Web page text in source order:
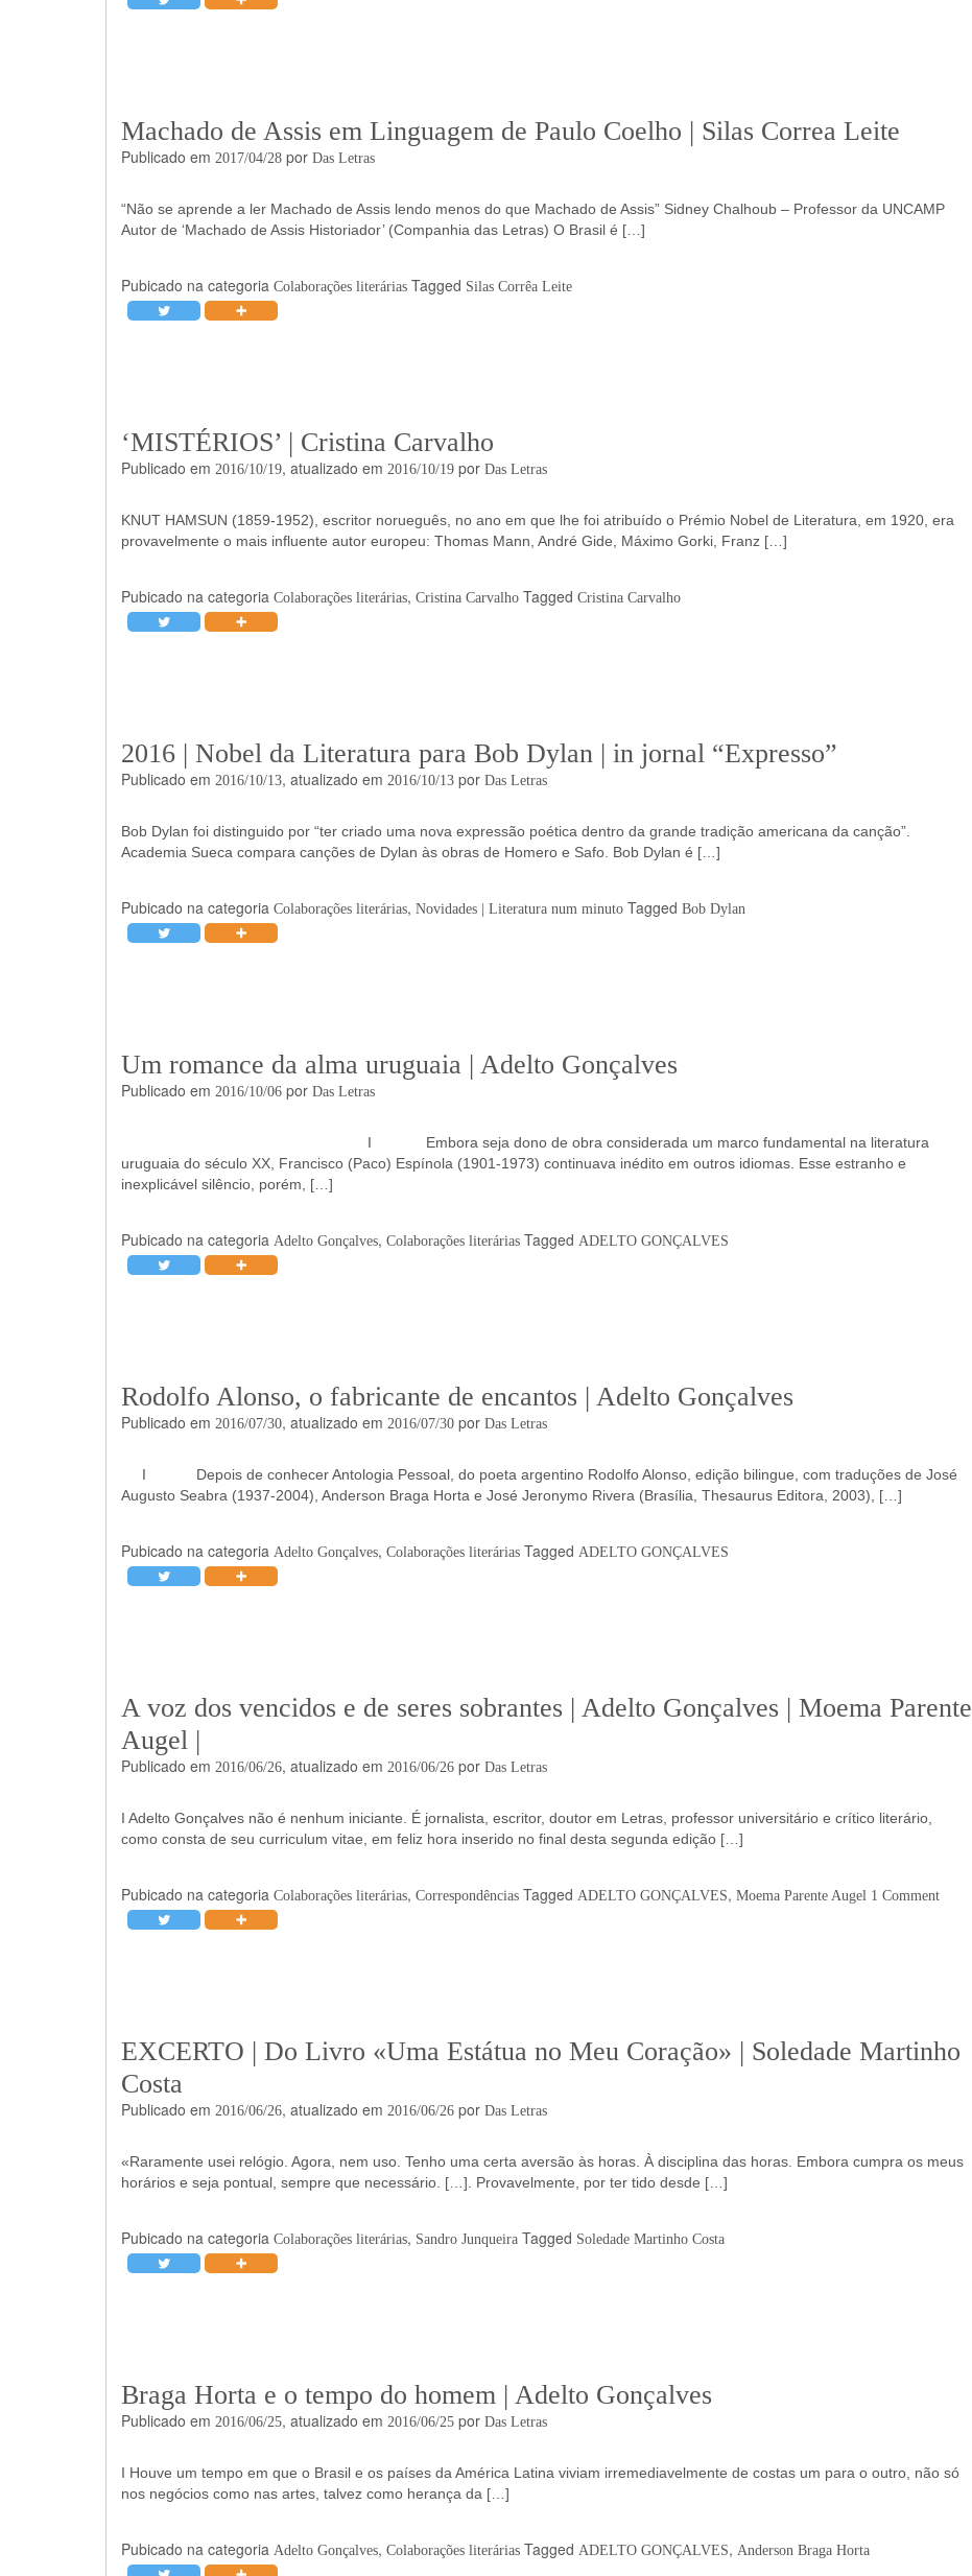
Machado de Assis em Linguagem de Paulo Coelho | Silas Correa Leite
Publicado em 2017/04/28por Das Letras
“Não se aprende a ler Machado de Assis lendo menos do que Machado de Assis” Sidney Chalhoub – Professor da UNCAMP
Autor de ‘Machado de Assis Historiador’ (Companhia das Letras) O Brasil é […]
Pubicado na categoria Colaborações literárias Tagged Silas Corrêa Leite
‘MISTÉRIOS’ | Cristina Carvalho
Publicado em 2016/10/19, atualizado em 2016/10/19por Das Letras
KNUT HAMSUN (1859-1952), escritor norueguês, no ano em que lhe foi atribuído o Prémio Nobel de Literatura, em 1920, era
provavelmente o mais influente autor europeu: Thomas Mann, André Gide, Máximo Gorki, Franz […]
Pubicado na categoria Colaborações literárias, Cristina Carvalho Tagged Cristina Carvalho
2016 | Nobel da Literatura para Bob Dylan | in jornal “Expresso”
Publicado em 2016/10/13, atualizado em 2016/10/13por Das Letras
Bob Dylan foi distinguido por “ter criado uma nova expressão poética dentro da grande tradição americana da canção”.
Academia Sueca compara canções de Dylan às obras de Homero e Safo. Bob Dylan é […]
Pubicado na categoria Colaborações literárias, Novidades | Literatura num minuto Tagged Bob Dylan
Um romance da alma uruguaia | Adelto Gonçalves
Publicado em 2016/10/06por Das Letras
I Embora seja dono de obra considerada um marco fundamental na literatura
uruguaia do século XX, Francisco (Paco) Espínola (1901-1973) continuava inédito em outros idiomas. Esse estranho e
inexplicável silêncio, porém, […]
Pubicado na categoria Adelto Gonçalves, Colaborações literárias Tagged ADELTO GONÇALVES
Rodolfo Alonso, o fabricante de encantos | Adelto Gonçalves
Publicado em 2016/07/30, atualizado em 2016/07/30por Das Letras
I Depois de conhecer Antologia Pessoal, do poeta argentino Rodolfo Alonso, edição bilingue, com traduções de José
Augusto Seabra (1937-2004), Anderson Braga Horta e José Jeronymo Rivera (Brasília, Thesaurus Editora, 2003), […]
Pubicado na categoria Adelto Gonçalves, Colaborações literárias Tagged ADELTO GONÇALVES
A voz dos vencidos e de seres sobrantes | Adelto Gonçalves | Moema Parente
Augel |
Publicado em 2016/06/26, atualizado em 2016/06/26por Das Letras
I Adelto Gonçalves não é nenhum iniciante. É jornalista, escritor, doutor em Letras, professor universitário e crítico literário,
como consta de seu curriculum vitae, em feliz hora inserido no final desta segunda edição […]
Pubicado na categoria Colaborações literárias, Correspondências Tagged ADELTO GONÇALVES, Moema Parente Augel 1 Comment
EXCERTO | Do Livro «Uma Estátua no Meu Coração» | Soledade Martinho
Costa
Publicado em 2016/06/26, atualizado em 2016/06/26por Das Letras
«Raramente usei relógio. Agora, nem uso. Tenho uma certa aversão às horas. À disciplina das horas. Embora cumpra os meus
horários e seja pontual, sempre que necessário. […]. Provavelmente, por ter tido desde […]
Pubicado na categoria Colaborações literárias, Sandro Junqueira Tagged Soledade Martinho Costa
Braga Horta e o tempo do homem | Adelto Gonçalves
Publicado em 2016/06/25, atualizado em 2016/06/25por Das Letras
I Houve um tempo em que o Brasil e os países da América Latina viviam irremediavelmente de costas um para o outro, não só
nos negócios como nas artes, talvez como herança da […]
Pubicado na categoria Adelto Gonçalves, Colaborações literárias Tagged ADELTO GONÇALVES, Anderson Braga Horta